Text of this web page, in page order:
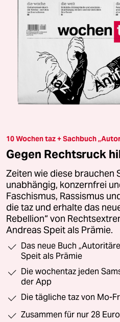
10 Wochen taz + Sachbuch
Gegen Rechtsruck
Zeiten wie diese brauchen
unabhängig, konzernfrei
Faschismus, Rassismus
die taz und erhalte das
Rebellion“ von
Andreas Speit als Prämie.
Das neue Buch
Speit als Prämie
Die wochentaz jeden
der App
Die tägliche taz von Mo-
Zusammen für nur 28 Euro